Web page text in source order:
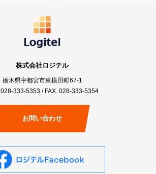
株式会社ロジテル
栃木県宇都宮市東横田町67-1
028-333-5353 / FAX. 028-333-5354
お問い合わせ